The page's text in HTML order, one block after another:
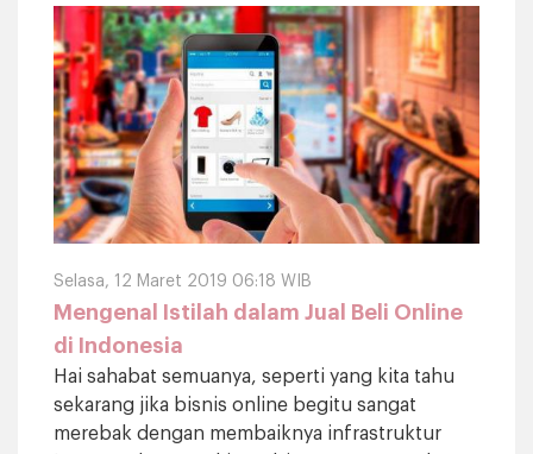
Selasa, 12 Maret 2019 06:18 WIB
Mengenal Istilah dalam Jual Beli Online
di Indonesia
Hai sahabat semuanya, seperti yang kita tahu
sekarang jika bisnis online begitu sangat
merebak dengan membaiknya infrastruktur